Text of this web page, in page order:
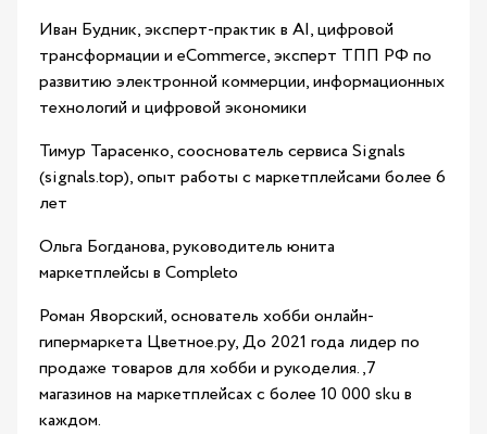
Иван Будник, эксперт-практик в AI, цифровой
трансформации и eCommerce, эксперт ТПП РФ по
развитию электронной коммерции, информационных
технологий и цифровой экономики
Тимур Тарасенко, сооснователь сервиса Signals
(signals.top), опыт работы с маркетплейсами более 6
лет
Ольга Богданова, руководитель юнита
маркетплейсы в Completo
Роман Яворский, основатель хобби онлайн-
гипермаркета Цветное.ру, До 2021 года лидер по
продаже товаров для хобби и рукоделия.,7
магазинов на маркетплейсах с более 10 000 sku в
каждом.